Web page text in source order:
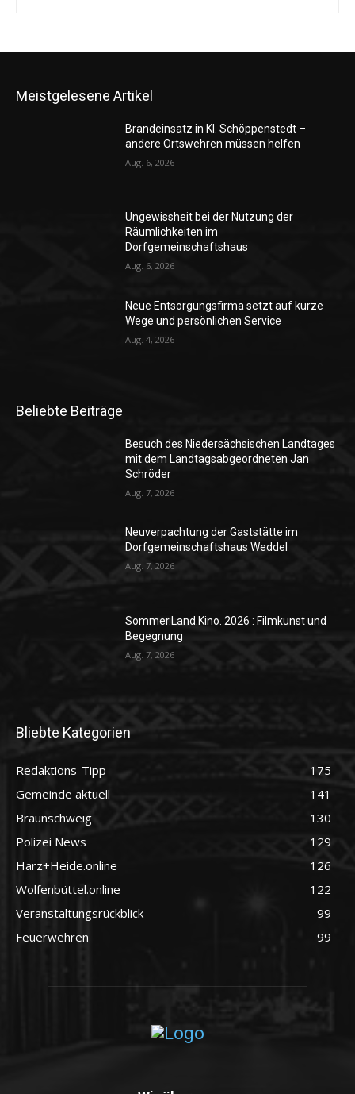
Meistgelesene Artikel
Brandeinsatz in Kl. Schöppenstedt –
andere Ortswehren müssen helfen
Aug. 6, 2026
Ungewissheit bei der Nutzung der
Räumlichkeiten im
Dorfgemeinschaftshaus
Aug. 6, 2026
Neue Entsorgungsfirma setzt auf kurze
Wege und persönlichen Service
Aug. 4, 2026
Beliebte Beiträge
Besuch des Niedersächsischen Landtages
mit dem Landtagsabgeordneten Jan
Schröder
Aug. 7, 2026
Neuverpachtung der Gaststätte im
Dorfgemeinschaftshaus Weddel
Aug. 7, 2026
Sommer.Land.Kino. 2026 : Filmkunst und
Begegnung
Aug. 7, 2026
Bliebte Kategorien
Redaktions-Tipp
175
Gemeinde aktuell
141
Braunschweig
130
Polizei News
129
Harz+Heide.online
126
Wolfenbüttel.online
122
Veranstaltungsrückblick
99
Feuerwehren
99